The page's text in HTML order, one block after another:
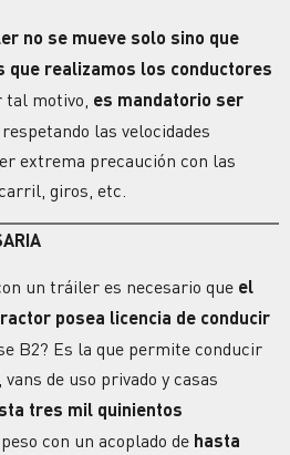
no se mueve solo sino que
que realizamos los conductores
tal motivo, es mandatorio ser
respetando las velocidades
extrema precaución con las
giros, etc.
un tráiler es necesario que el
posea licencia de conducir
B2? Es la que permite conducir
de uso privado y casas
tres mil quinientos
con un acoplado de hasta